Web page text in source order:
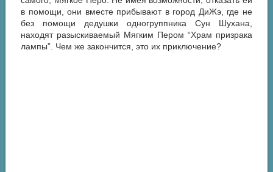
в помощи, они вместе прибывают в город ДиЖэ, где не
без помощи дедушки одногруппника Сун Шухана,
находят разыскиваемый Мягким Пером “Храм призрака
лампы”. Чем же закончится, это их приключение?